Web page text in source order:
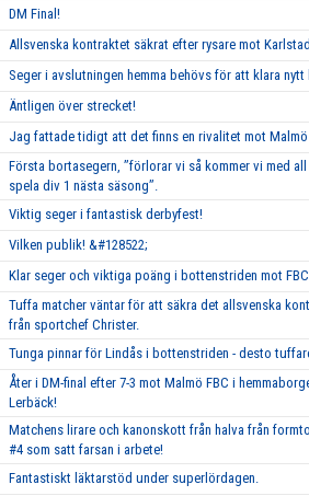
DM Final!
Allsvenska kontraktet säkrat efter rysare mot
Seger i avslutningen hemma behövs för att klara
Äntligen över strecket!
Jag fattade tidigt att det finns en rivalitet mot Malmö
Första bortasegern, ’’förlorar vi så kommer vi med
spela div 1 nästa säsong’’.
Viktig seger i fantastisk derbyfest!
Vilken publik! &#128522;
Klar seger och viktiga poäng i bottenstriden mot
Tuffa matcher väntar för att säkra det allsvenska
från sportchef Christer.
Tunga pinnar för Lindås i bottenstriden - desto
Åter i DM-final efter 7-3 mot Malmö FBC i
Lerbäck!
Matchens lirare och kanonskott från halva från
#4 som satt farsan i arbete!
Fantastiskt läktarstöd under superlördagen.